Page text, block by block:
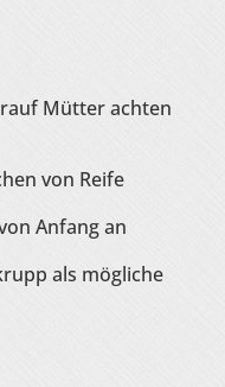
Mütter achten
von Reife
Anfang an
als mögliche